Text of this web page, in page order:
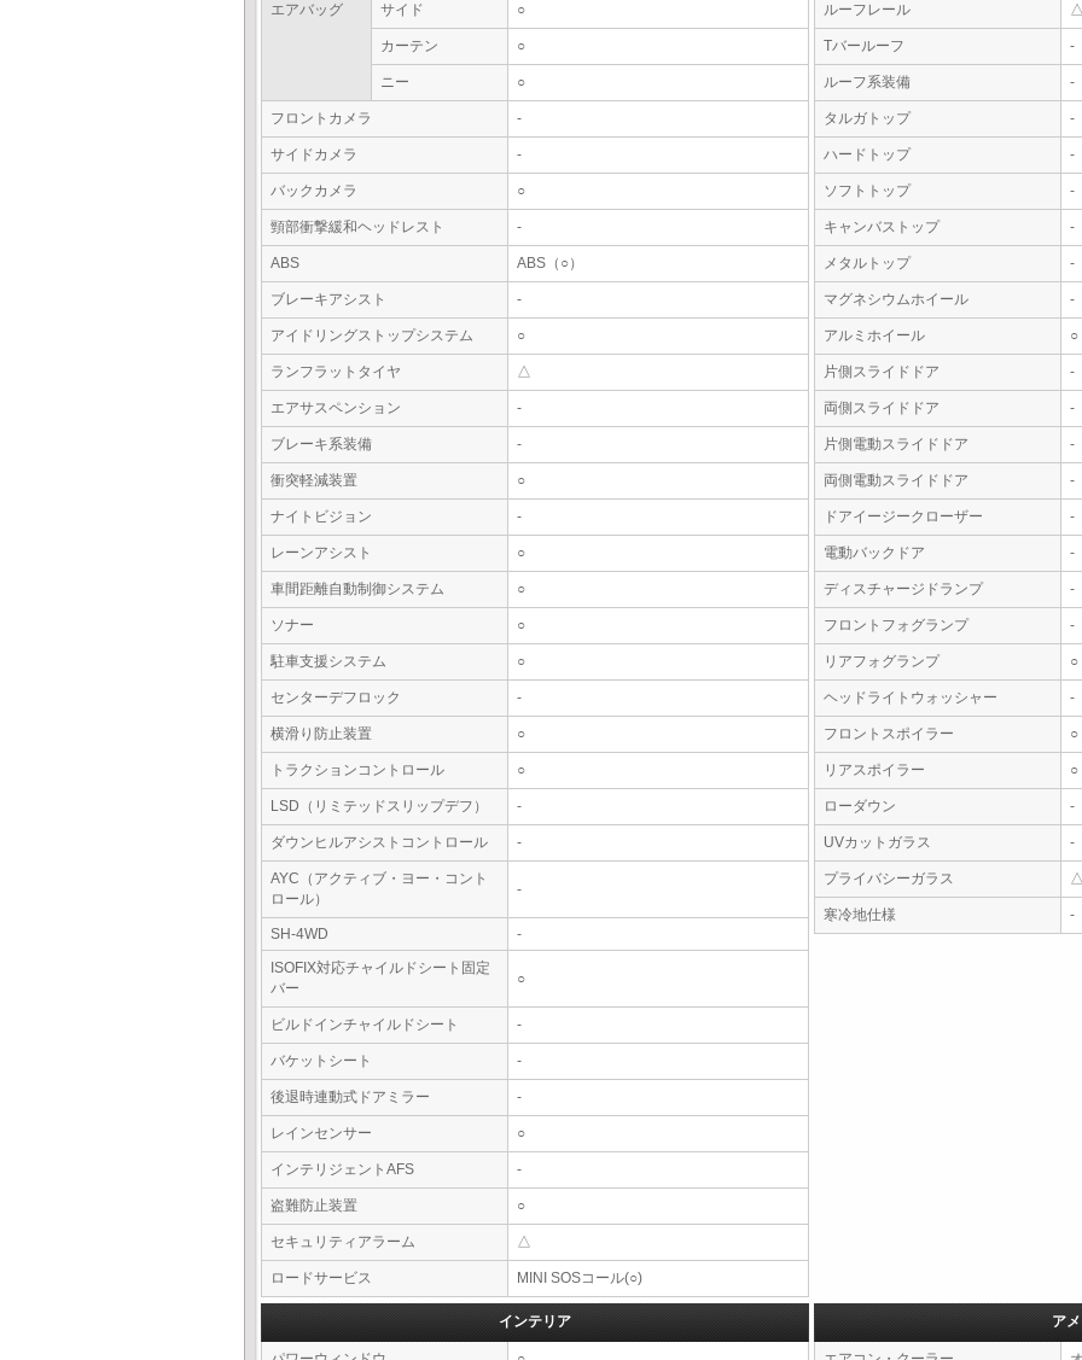
エアバッグ サイド ○
カーテン ○
ニー ○
フロントカメラ -
サイドカメラ -
バックカメラ ○
頸部衝撃緩和ヘッドレスト -
ABS ABS（○）
ブレーキアシスト -
アイドリングストップシステム ○
ランフラットタイヤ △
エアサスペンション -
ブレーキ系装備 -
衝突軽減装置 ○
ナイトビジョン -
レーンアシスト ○
車間距離自動制御システム ○
ソナー ○
駐車支援システム ○
センターデフロック -
横滑り防止装置 ○
トラクションコントロール ○
LSD（リミテッドスリップデフ） -
ダウンヒルアシストコントロール -
AYC（アクティブ・ヨー・コント
ロール）
-
SH-4WD
-
ISOFIX対応チャイルドシート固定
バー
○
ビルドインチャイルドシート -
バケットシート -
後退時連動式ドアミラー -
レインセンサー ○
インテリジェントAFS -
盗難防止装置 ○
セキュリティアラーム △
ロードサービス MINI SOSコール(○)
ルーフレール
Tバールーフ -
ルーフ系装備 -
タルガトップ -
ハードトップ -
ソフトトップ -
キャンバストップ -
メタルトップ -
マグネシウムホイール -
アルミホイール ○
片側スライドドア -
両側スライドドア -
片側電動スライドドア -
両側電動スライドドア -
ドアイージークローザー -
電動バックドア -
ディスチャージドランプ -
フロントフォグランプ -
リアフォグランプ ○
ヘッドライトウォッシャー -
フロントスポイラー ○
リアスポイラー ○
ローダウン -
UVカットガラス -
プライバシーガラス
寒冷地仕様 -
インテリア ア